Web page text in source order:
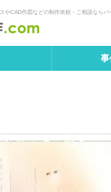
やCAD作図などの制作依頼・ご相談ならパ